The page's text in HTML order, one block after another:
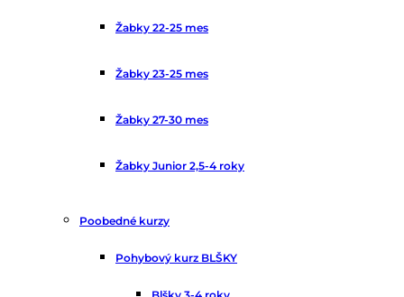
Žabky 22-25 mes
Žabky 23-25 mes
Žabky 27-30 mes
Žabky Junior 2,5-4 roky
Poobedné kurzy
Pohybový kurz BLŠKY